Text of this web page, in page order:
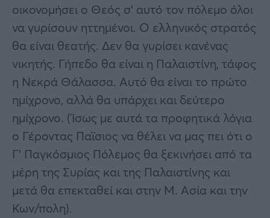
οικονομήσει ο Θεός σ’ αυτό τον πόλεμο όλοι
να γυρίσουν ηττημένοι. Ο ελληνικός στρατός
θα είναι θεατής. Δεν θα γυρίσει κανένας
νικητής. Γήπεδο θα είναι η Παλαιστίνη, τάφος
η Νεκρά Θάλασσα. Αυτό θα είναι το πρώτο
ημίχρονο, αλλά θα υπάρχει και δεύτερο
ημίχρονο. (Ίσως με αυτά τα προφητικά λόγια
ο Γέροντας Παϊσιος να θέλει να μας πει ότι ο
Γ’ Παγκόσμιος Πόλεμος θα ξεκινήσει από τα
μέρη της Συρίας και της Παλαιστίνης και
μετά θα επεκταθεί και στην Μ. Ασία και την
Κων/πολη).